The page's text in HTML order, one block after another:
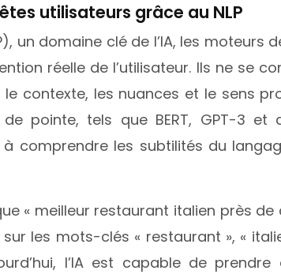
utilisateurs grâce au NLP
un domaine clé de l’IA, les
réelle de l’utilisateur. Ils ne se
contexte, les nuances et le sens
pointe, tels que BERT, GPT-3 et
comprendre les subtilités du
« meilleur restaurant italien près
les mots-clés « restaurant », «
l’IA est capable de